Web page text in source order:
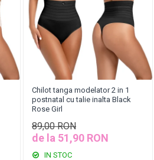
Chilot tanga modelator 2 in 1
postnatal cu talie inalta Black
Rose Girl
89,00 RON
de la 51,90 RON
IN STOC